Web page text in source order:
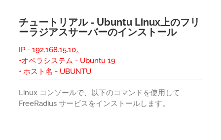
チュートリアル - Ubuntu Linux上のフリ
ーラジアスサーバーのインストール
IP - 192.168.15.10。
•オペラシステム - Ubuntu 19
• ホスト名 - UBUNTU
Linux コンソールで、以下のコマンドを使用して
FreeRadius サービスをインストールします。